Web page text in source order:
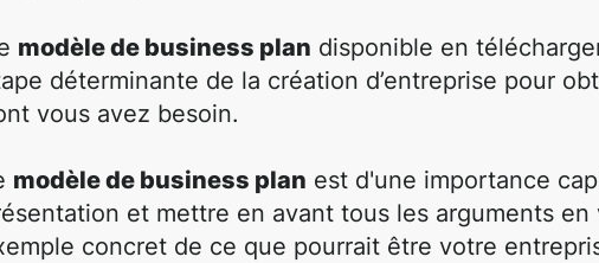
modèle de business plan disponible en
déterminante de la création d’entreprise pour
vous avez besoin.
modèle de business plan est d'une importance
et mettre en avant tous les arguments
concret de ce que pourrait être votre